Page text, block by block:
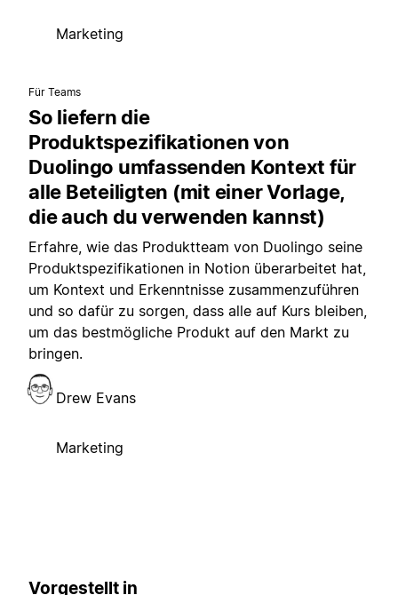
Marketing
Für Teams
So liefern die
Produktspezifikationen von
Duolingo umfassenden Kontext für
alle Beteiligten (mit einer Vorlage,
die auch du verwenden kannst)
Erfahre, wie das Produktteam von Duolingo seine
Produktspezifikationen in Notion überarbeitet hat,
um Kontext und Erkenntnisse zusammenzuführen
und so dafür zu sorgen, dass alle auf Kurs bleiben,
um das bestmögliche Produkt auf den Markt zu
bringen.
Drew Evans
Marketing
Vorgestellt in